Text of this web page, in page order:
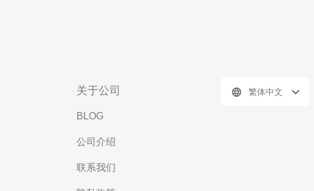
关于公司
BLOG
公司介绍
联系我们
繁体中文